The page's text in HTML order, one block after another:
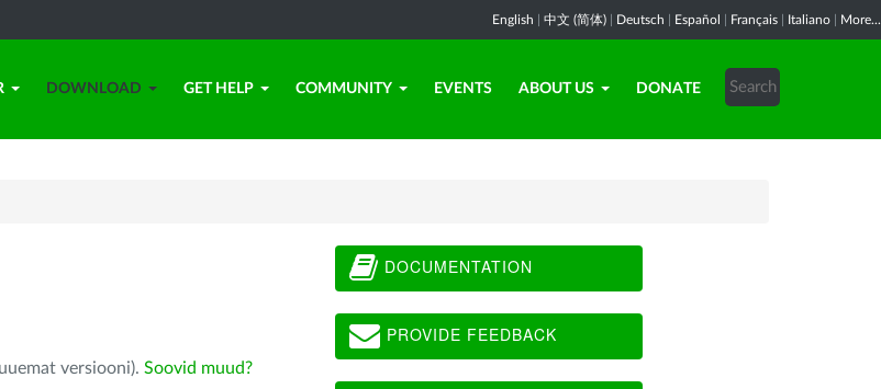
English 中文 (简体) Deutsch Español Français Italiano More...
DOWNLOAD GET HELP COMMUNITY EVENTS ABOUT US DONATE
versiooni). Soovid muud?
DOCUMENTATION
PROVIDE FEEDBACK